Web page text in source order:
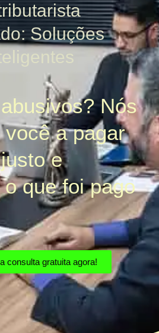
Soluções
Nós
a pagar
e
que foi pago
consulta gratuita agora!